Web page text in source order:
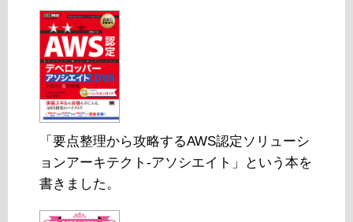
「要点整理から攻略するAWS認定ソリューシ
ョンアーキテクト-アソシエイト」という本を
書きました。